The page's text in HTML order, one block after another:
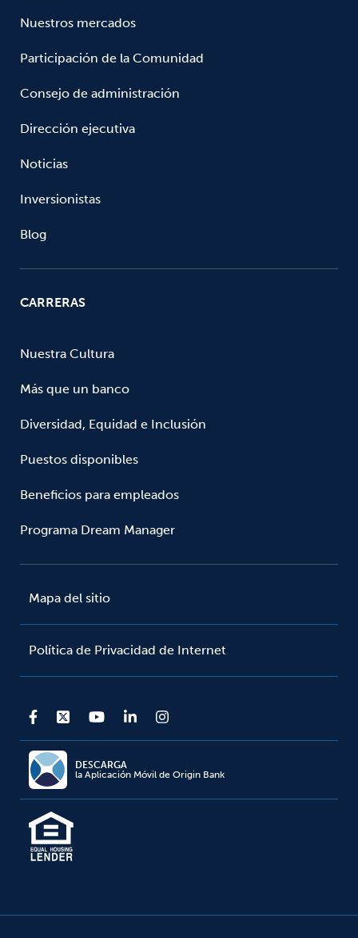
Nuestros mercados
Participación de la Comunidad
Consejo de administración
Dirección ejecutiva
Noticias
Inversionistas
Blog
CARRERAS
Nuestra Cultura
Más que un banco
Diversidad, Equidad e Inclusión
Puestos disponibles
Beneficios para empleados
Programa Dream Manager
Mapa del sitio
Política de Privacidad de Internet
DESCARGA
la Aplicación Móvil de Origin Bank